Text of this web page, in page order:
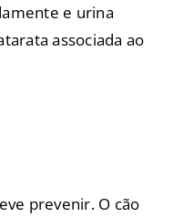
e urina
associada ao
prevenir. O cão